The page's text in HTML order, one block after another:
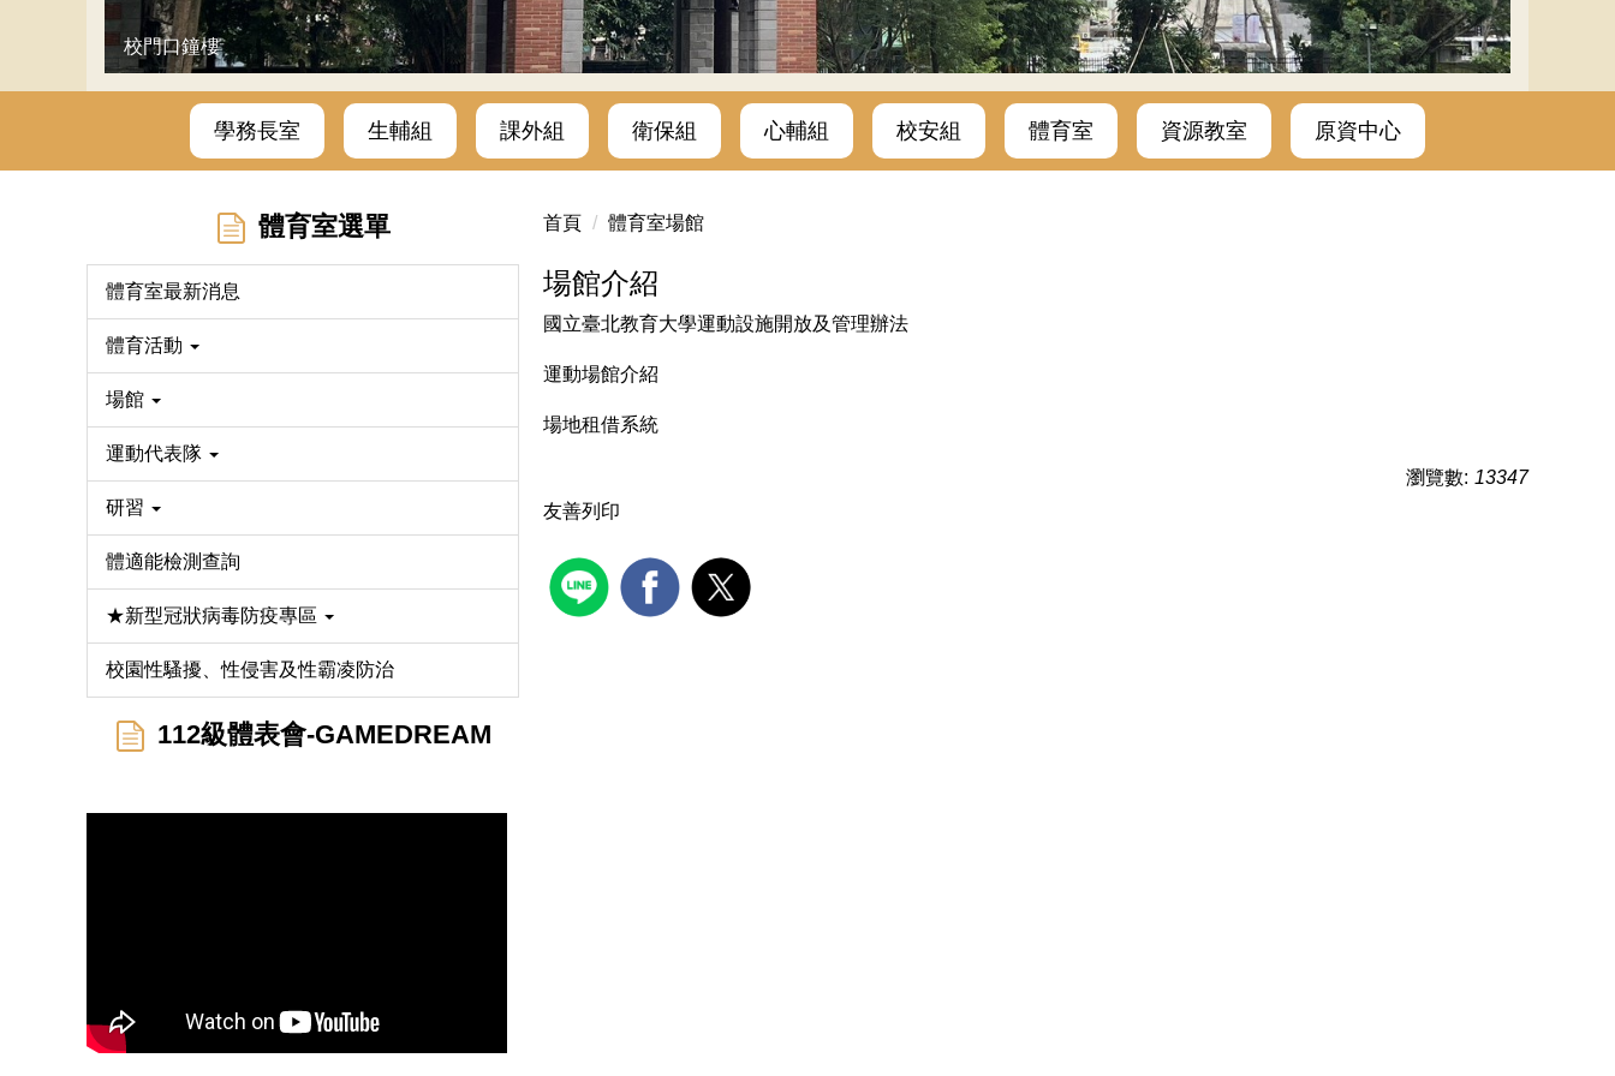
校門口鐘樓
學務長室 生輔組 課外組 衛保組 心輔組 校安組 體育室 資源教室 原資中心
體育室選單
體育室最新消息
體育活動
場館
運動代表隊
研習
體適能檢測查詢
★新型冠狀病毒防疫專區
校園性騷擾、性侵害及性霸凌防治
112級體表會-GAMEDREAM
首頁 體育室場館
場館介紹
國立臺北教育大學運動設施開放及管理辦法
運動場館介紹
場地租借系統
瀏覽數: 13347
友善列印